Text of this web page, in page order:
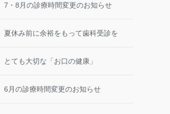
7・8月の診療時間変更のお知らせ
夏休み前に余裕をもって歯科受診を
とても大切な「お口の健康」
6月の診療時間変更のお知らせ